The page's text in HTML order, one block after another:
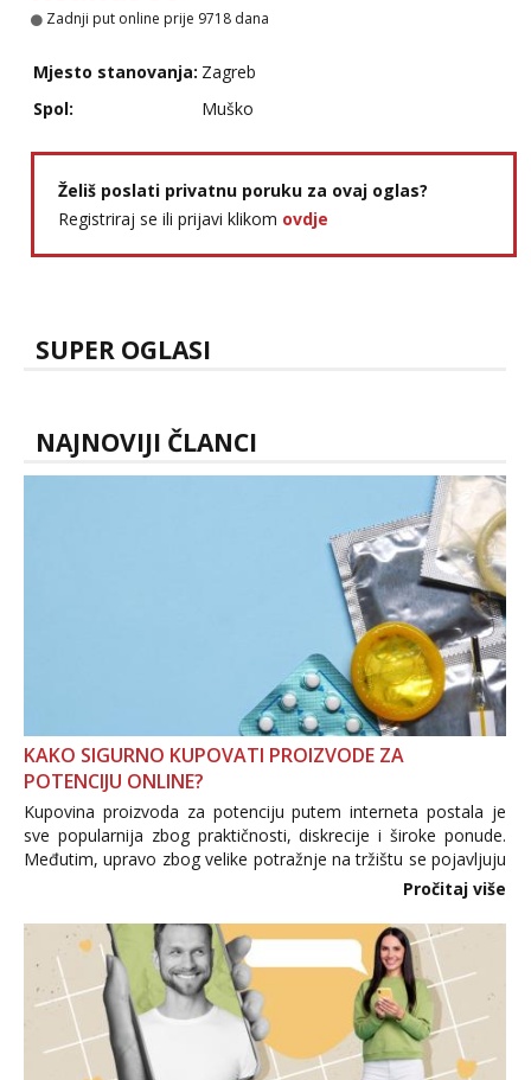
Obavijesti me kada se oslobodi
Ivančica
Anđela
Čekam tvoj poziv!
Tel:064/677-677- Kod: #142
Zadnji put online prije 9718 dana
Mjesto stanovanja: Zagreb
Spol:
Muško
Želiš poslati privatnu poruku za ovaj oglas?
Registriraj se ili prijavi klikom ovdje
SUPER OGLASI
NAJNOVIJI ČLANCI
KAKO SIGURNO KUPOVATI PROIZVODE ZA
POTENCIJU ONLINE?
Kupovina proizvoda za potenciju putem interneta postala je
sve popularnija zbog praktičnosti, diskrecije i široke ponude.
Međutim, upravo zbog velike potražnje na tržištu se pojavljuju
i brojni krivotvoreni proizvodi, nepouzdane internetske
Pročitaj više